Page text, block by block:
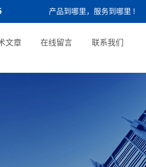
产品到哪里，服务到哪里 !
文章 在线留言 联系我们